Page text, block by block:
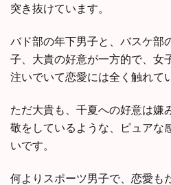
突き抜けています。
バド部の年下男子と、バスケ部
子、大貴の好意が一方的で、女
注いでいて恋愛には全く触れて
ただ大貴も、千夏への好意は嫌
敬をしているような、ピュアな
いです。
何よりスポーツ男子で、恋愛も